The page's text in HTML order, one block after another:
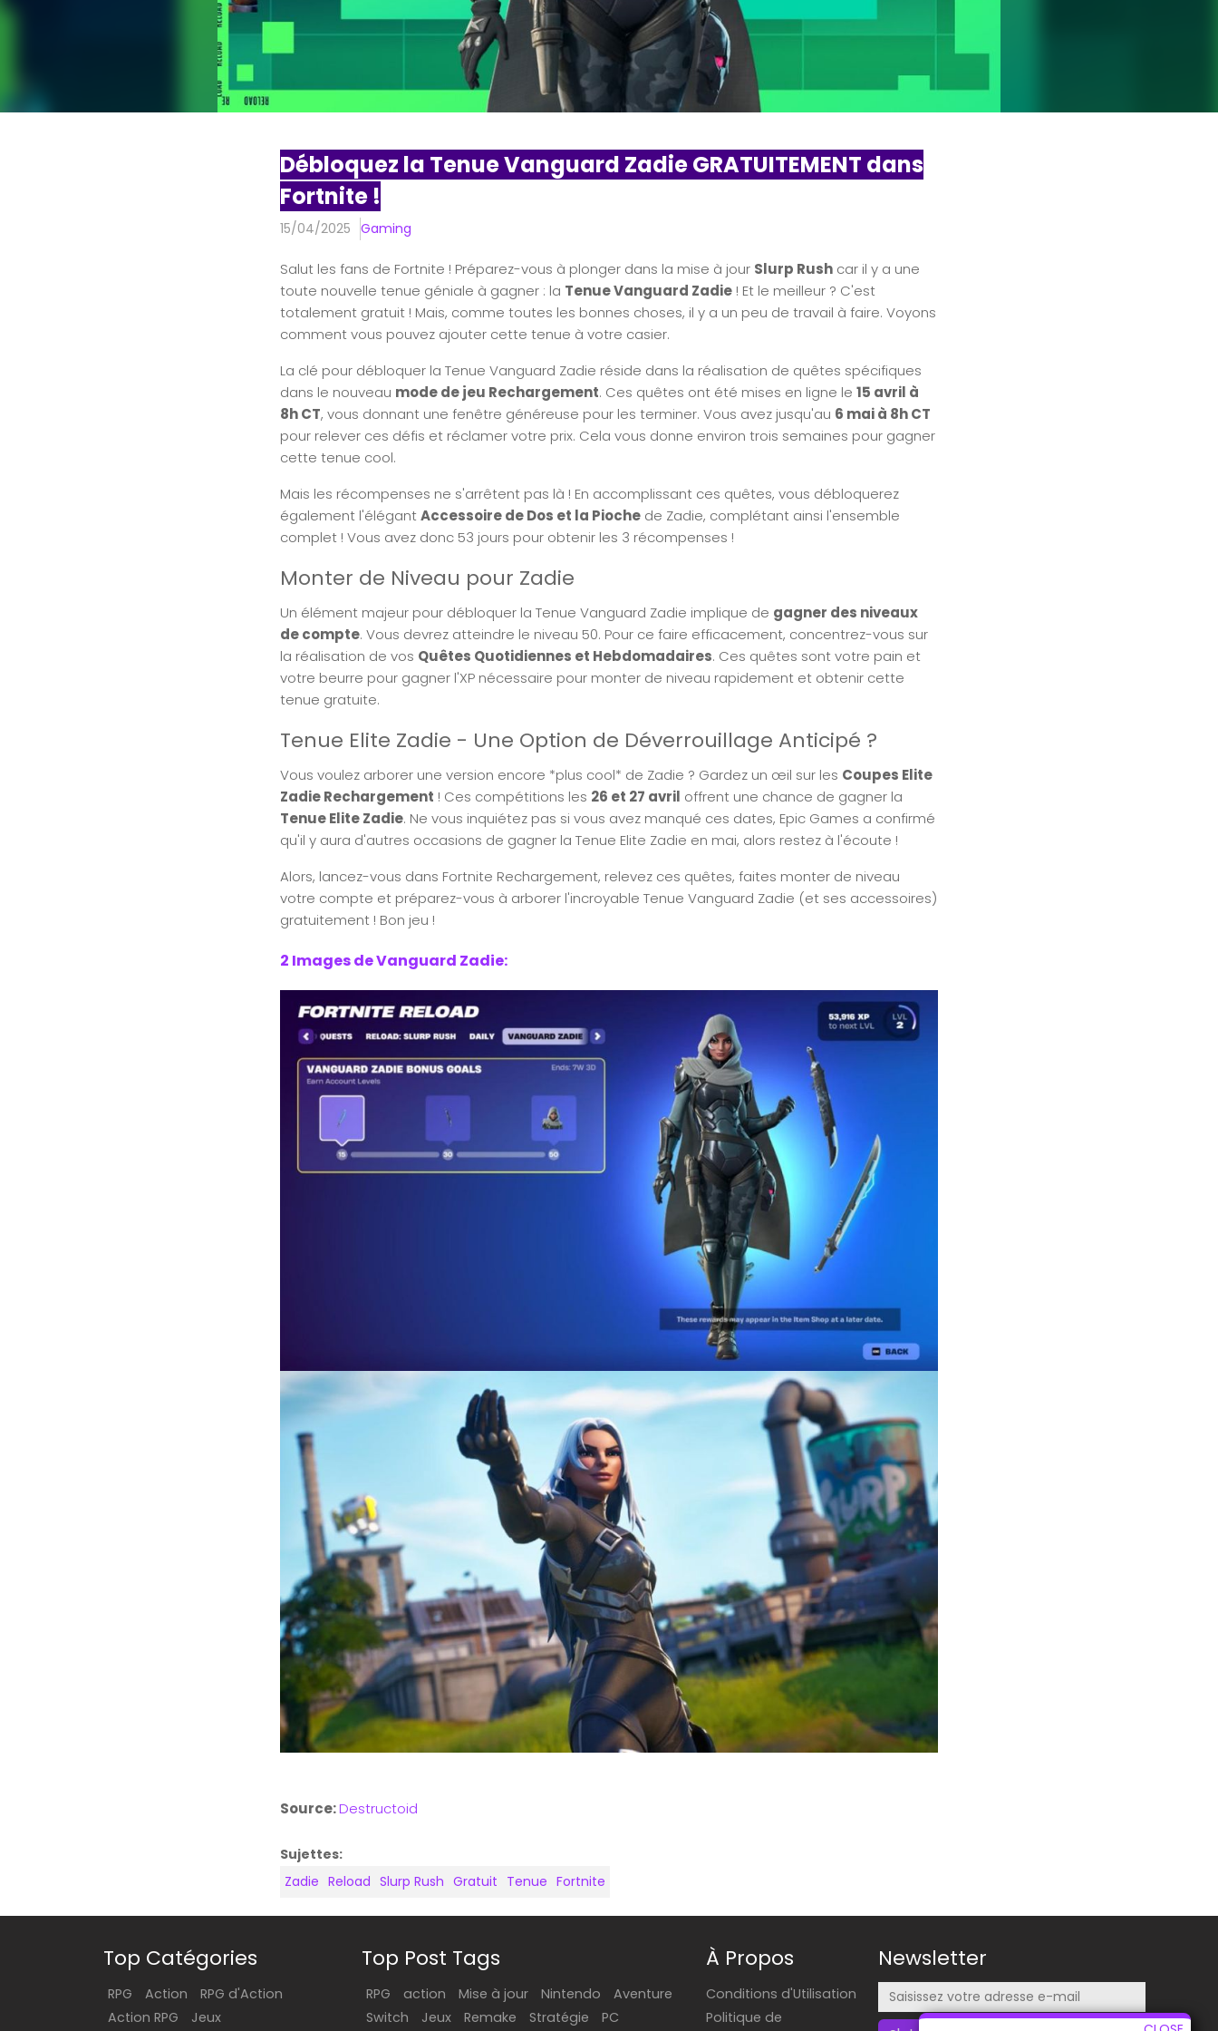
Débloquez la Tenue Vanguard Zadie GRATUITEMENT dans
Fortnite !
15/04/2025 Gaming
Salut les fans de Fortnite ! Préparez-vous à plonger dans la mise à jour Slurp Rush car il y a une
toute nouvelle tenue géniale à gagner : la Tenue Vanguard Zadie ! Et le meilleur ? C'est
totalement gratuit ! Mais, comme toutes les bonnes choses, il y a un peu de travail à faire. Voyons
comment vous pouvez ajouter cette tenue à votre casier.
La clé pour débloquer la Tenue Vanguard Zadie réside dans la réalisation de quêtes spécifiques
dans le nouveau mode de jeu Rechargement. Ces quêtes ont été mises en ligne le 15 avril à
8h CT, vous donnant une fenêtre généreuse pour les terminer. Vous avez jusqu'au 6 mai à 8h CT
pour relever ces défis et réclamer votre prix. Cela vous donne environ trois semaines pour gagner
cette tenue cool.
Mais les récompenses ne s'arrêtent pas là ! En accomplissant ces quêtes, vous débloquerez
également l'élégantAccessoire de Dos et la Pioche de Zadie, complétant ainsi l'ensemble
complet ! Vous avez donc 53 jours pour obtenir les 3 récompenses !
Monter de Niveau pour Zadie
Un élément majeur pour débloquer la Tenue Vanguard Zadie implique de gagner des niveaux
de compte. Vous devrez atteindre le niveau 50. Pour ce faire efficacement, concentrez-vous sur
la réalisation de vos Quêtes Quotidiennes et Hebdomadaires. Ces quêtes sont votre pain et
votre beurre pour gagner l'XP nécessaire pour monter de niveau rapidement et obtenir cette
tenue gratuite.
Tenue Elite Zadie - Une Option de Déverrouillage Anticipé ?
Vous voulez arborer une version encore *plus cool* de Zadie ? Gardez un œil sur les Coupes Elite
Zadie Rechargement ! Ces compétitions les 26 et 27 avril offrent une chance de gagner la
Tenue Elite Zadie. Ne vous inquiétez pas si vous avez manqué ces dates, Epic Games a confirmé
qu'il y aura d'autres occasions de gagner la Tenue Elite Zadie en mai, alors restez à l'écoute !
Alors, lancez-vous dans Fortnite Rechargement, relevez ces quêtes, faites monter de niveau
votre compte et préparez-vous à arborer l'incroyable Tenue Vanguard Zadie (et ses accessoires)
gratuitement ! Bon jeu !
2 Images de Vanguard Zadie:
Source:Destructoid
Sujettes:
Zadie Reload Slurp Rush Gratuit Tenue Fortnite
Top Catégories
RPG Action
RPG d'Action
Action RPG
Jeux
Top Post Tags
RPG action Mise à jour Nintendo
Aventure
Switch
Jeux Remake Stratégie PC
À Propos
Conditions d'Utilisation
Politique de
Newsletter